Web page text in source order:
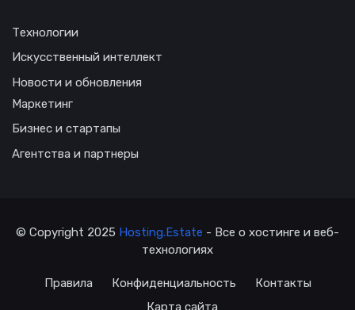
Технологии
Искусственный интеллект
Новости и обновления
Маркетинг
Бизнес и стартапы
Агентства и партнеры
© Copyright 2025 Hosting.Estate - Все о хостинге и веб-
технологиях
Правила Конфиденциальность
Контакты
Карта сайта